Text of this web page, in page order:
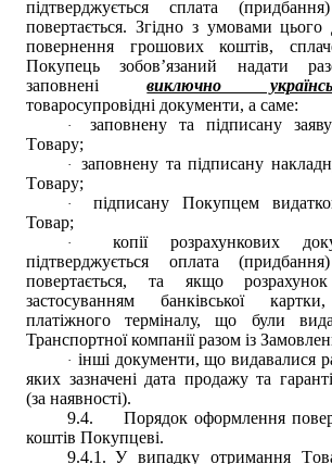
підтверджується сплата
повертається. Згідно з умовами
повернення грошових коштів,
Покупець зобов’язаний надати
заповненівиключно
товаросупровідні документи, а саме:
·
заповнену та підписану
Товару;
·
заповнену та підписану
Товару;
· підписану Покупцем
Товар;
·
копії розрахункових
підтверджується оплата
повертається, та якщо
застосуванням банківської
платіжного терміналу, що були
Транспортної компанії разом із
· інші документи, що видавалися
яких зазначені дата продажу та
(за наявності).
9.4.
Порядок оформлення
коштів Покупцеві.
9.4.1. У випадку отримання Т